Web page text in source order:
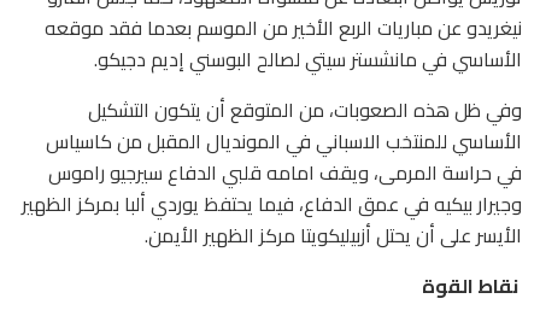
نيغريدو عن مباريات الربع الأخير من الموسم بعدما فقد موقعه
الأساسي في مانشستر سيتي لصالح البوسني إديم دجيكو.
وفي ظل هذه الصعوبات، من المتوقع أن يتكون التشكيل
الأساسي للمنتخب الاسباني في المونديال المقبل من كاسياس
في حراسة المرمى، ويقف امامه قلبي الدفاع سيرجيو راموس
وجيرار بيكيه في عمق الدفاع، فيما يحتفظ يوردي ألبا بمركز الظهير
الأيسر على أن يحتل أزبيليكويتا مركز الظهير الأيمن.
نقاط القوة